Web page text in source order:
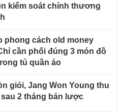
kiểm soát chính thương
phong cách old money
cần phối đúng 3 món đồ
tủ quần áo
giỏi, Jang Won Young thu
2 tháng bán lược